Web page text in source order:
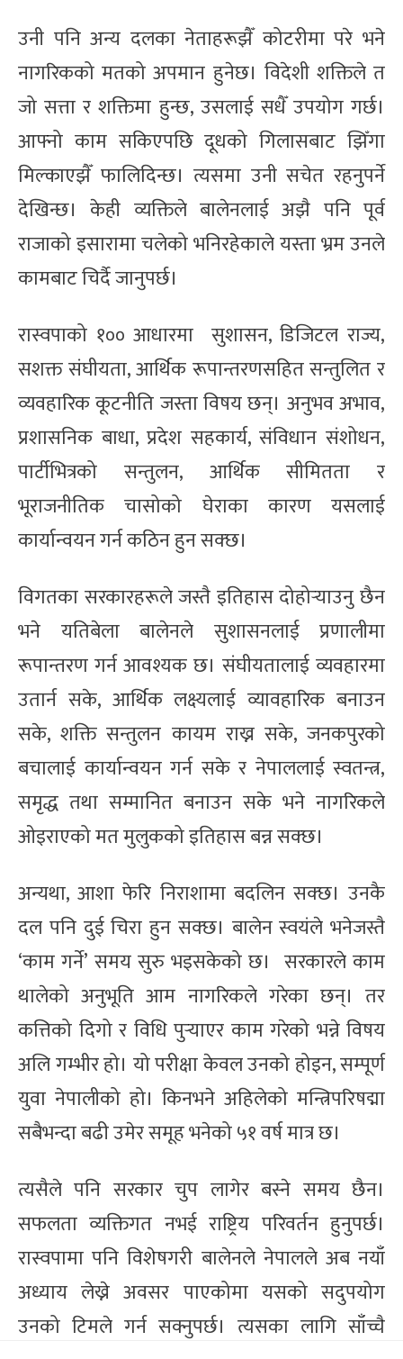
उनी पनि अन्य दलका नेताहरूझैँ कोटरीमा परे भने
नागरिकको मतको अपमान हुनेछ। विदेशी शक्तिले त
जो सत्ता र शक्तिमा हुन्छ, उसलाई सधैँ उपयोग गर्छ।
आफ्नो काम सकिएपछि दूधको गिलासबाट झिँगा
मिल्काएझैँ फालिदिन्छ। त्यसमा उनी सचेत रहनुपर्ने
देखिन्छ। केही व्यक्तिले बालेनलाई अझै पनि पूर्व
राजाको इसारामा चलेको भनिरहेकाले यस्ता भ्रम उनले
कामबाट चिर्दै जानुपर्छ।
रास्वपाको १०० आधारमा सुशासन, डिजिटल राज्य,
सशक्त संघीयता, आर्थिक रूपान्तरणसहित सन्तुलित र
व्यवहारिक कूटनीति जस्ता विषय छन्। अनुभव अभाव,
प्रशासनिक बाधा, प्रदेश सहकार्य, संविधान संशोधन,
पार्टीभित्रको सन्तुलन, आर्थिक सीमितता र
भूराजनीतिक चासोको घेराका कारण यसलाई
कार्यान्वयन गर्न कठिन हुन सक्छ।
विगतका सरकारहरूले जस्तै इतिहास दोहोर्‍याउनु छैन
भने यतिबेला बालेनले सुशासनलाई प्रणालीमा
रूपान्तरण गर्न आवश्यक छ। संघीयतालाई व्यवहारमा
उतार्न सके, आर्थिक लक्ष्यलाई व्यावहारिक बनाउन
सके, शक्ति सन्तुलन कायम राख्न सके, जनकपुरको
बचालाई कार्यान्वयन गर्न सके र नेपाललाई स्वतन्त्र,
समृद्ध तथा सम्मानित बनाउन सके भने नागरिकले
ओइराएको मत मुलुकको इतिहास बन्न सक्छ।
अन्यथा, आशा फेरि निराशामा बदलिन सक्छ। उनकै
दल पनि दुई चिरा हुन सक्छ। बालेन स्वयंले भनेजस्तै
‘काम गर्ने’ समय सुरु भइसकेको छ। सरकारले काम
थालेको अनुभूति आम नागरिकले गरेका छन्। तर
कत्तिको दिगो र विधि पुर्‍याएर काम गरेको भन्ने विषय
अलि गम्भीर हो। यो परीक्षा केवल उनको होइन, सम्पूर्ण
युवा नेपालीको हो। किनभने अहिलेको मन्त्रिपरिषद्मा
सबैभन्दा बढी उमेर समूह भनेको ५१ वर्ष मात्र छ।
त्यसैले पनि सरकार चुप लागेर बस्ने समय छैन।
सफलता व्यक्तिगत नभई राष्ट्रिय परिवर्तन हुनुपर्छ।
रास्वपामा पनि विशेषगरी बालेनले नेपालले अब नयाँ
अध्याय लेख्ने अवसर पाएकोमा यसको सदुपयोग
उनको टिमले गर्न सक्नुपर्छ। त्यसका लागि साँच्चै